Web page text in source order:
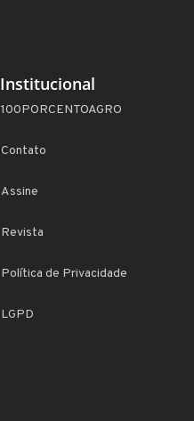
Institucional
100PORCENTOAGRO
Contato
Assine
Revista
Política de Privacidade
LGPD